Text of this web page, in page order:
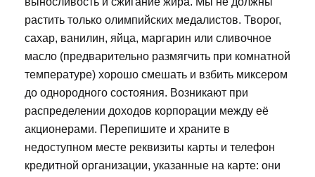
растить только олимпийских медалистов. Творог,
сахар, ванилин, яйца, маргарин или сливочное
масло (предварительно размягчить при комнатной
температуре) хорошо смешать и взбить миксером
до однородного состояния. Возникают при
распределении доходов корпорации между её
акционерами. Перепишите и храните в
недоступном месте реквизиты карты и телефон
кредитной организации, указанные на карте: они